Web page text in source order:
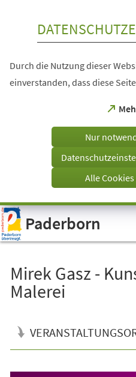
Visuelle
Assistenzsoftware
öffnen.
Durch die Nutzung dieser
einverstanden, dass diese
(Öffnet
einem
Tab)
Nur
Alle
Paderborn
Mirek Gasz -
Malerei